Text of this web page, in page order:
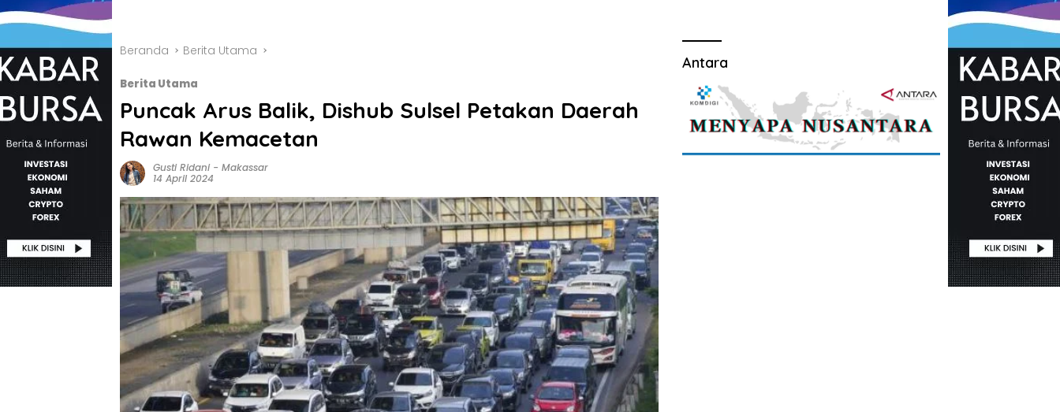
Beranda Berita Utama
Berita Utama
Puncak Arus Balik, Dishub Sulsel Petakan Daerah
Rawan Kemacetan
Gusti Ridani- Makassar
14 April 2024
Antara